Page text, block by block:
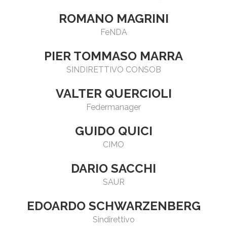
ROMANO MAGRINI
FeNDA
PIER TOMMASO MARRA
SINDIRETTIVO CONSOB
VALTER QUERCIOLI
Federmanager
GUIDO QUICI
CIMO
DARIO SACCHI
SAUR
EDOARDO SCHWARZENBERG
Sindirettivo